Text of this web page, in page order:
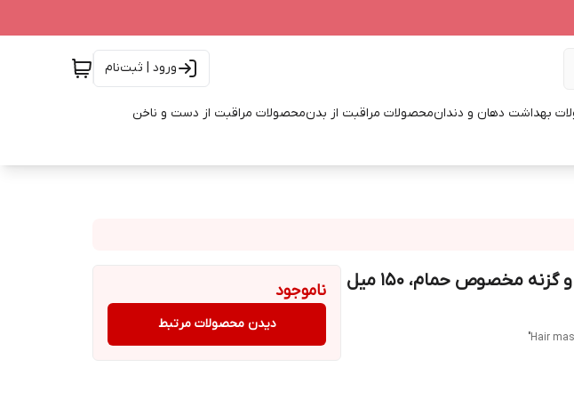
ورود | ثبت‌نام
بهداشت دهان و دندانمحصولات مراقبت از بدنمحصولات مراقبت از دست و ناخن
ماسک موی آون با عصاره بابونه و گزنه مخصوص حمام، ۱۵۰ میل
Hair
ناموجود
دیدن محصولات مرتبط